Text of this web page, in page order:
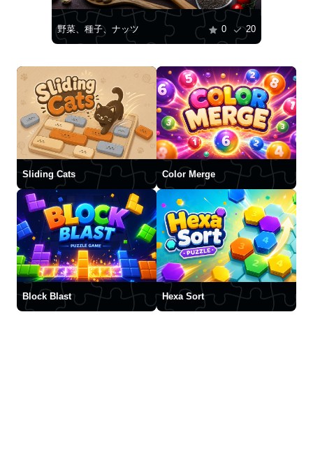
野菜、種子、ナッツ 0 20
Sliding Cats Color Merge
Block Blast Hexa Sort